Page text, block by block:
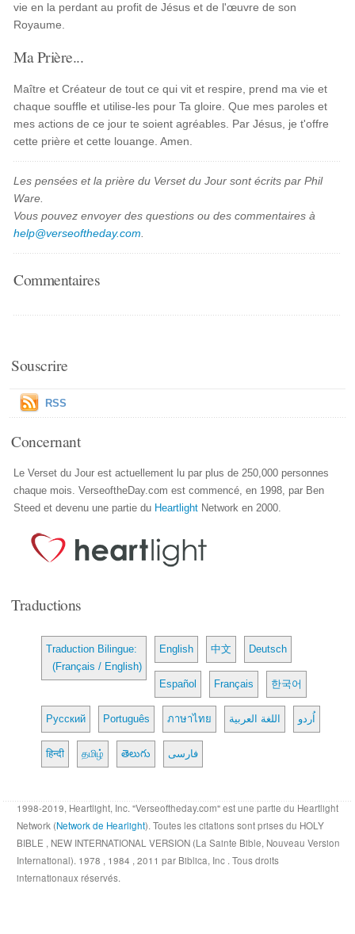
vie en la perdant au profit de Jésus et de l'œuvre de son
Royaume.
Ma Prière...
Maître et Créateur de tout ce qui vit et respire, prend ma vie et
chaque souffle et utilise-les pour Ta gloire. Que mes paroles et
mes actions de ce jour te soient agréables. Par Jésus, je t'offre
cette prière et cette louange. Amen.
Les pensées et la prière du Verset du Jour sont écrits par Phil
Ware.
Vous pouvez envoyer des questions ou des commentaires à
help@verseoftheday.com
Commentaires
Souscrire
RSS
Concernant
Le Verset du Jour est actuellement lu par plus de 250,000 personnes
chaque mois. VerseoftheDay.com est commencé, en 1998, par Ben
Steed et devenu une partie du Heartlight Network en 2000.
Traductions
Traduction Bilingue:
(Français / English)
English 中文 Deutsch
Español Français 한국어
Русский Português ภาษาไทย اللغة العربية اُردو
हिन्दी தமிழ் తెలుగు فارسی
1998-2019, Heartlight, Inc. "Verseoftheday.com" est une partie du Heartlight
Network (Network de Hearlight). Toutes les citations sont prises du HOLY
BIBLE , NEW INTERNATIONAL VERSION (La Sainte Bible, Nouveau Version
International). 1978 , 1984 , 2011 par Biblica, Inc . Tous droits
internationaux réservés.